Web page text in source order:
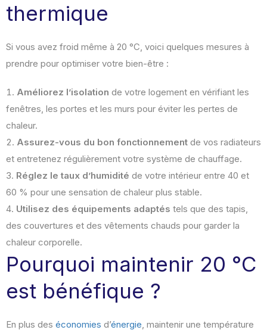
thermique
Si vous avez froid même à 20 °C, voici quelques mesures à
prendre pour optimiser votre bien-être :
Améliorez l’isolation de votre logement en vérifiant les
fenêtres, les portes et les murs pour éviter les pertes de
chaleur.
Assurez-vous du bon fonctionnement de vos radiateurs
et entretenez régulièrement votre système de chauffage.
Réglez le taux d’humidité de votre intérieur entre 40 et
60 % pour une sensation de chaleur plus stable.
Utilisez des équipements adaptés tels que des tapis,
des couvertures et des vêtements chauds pour garder la
chaleur corporelle.
Pourquoi maintenir 20 °C
est bénéfique ?
En plus des économies d’énergie, maintenir une température